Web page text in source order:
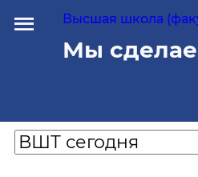
Высшая школа
Мы